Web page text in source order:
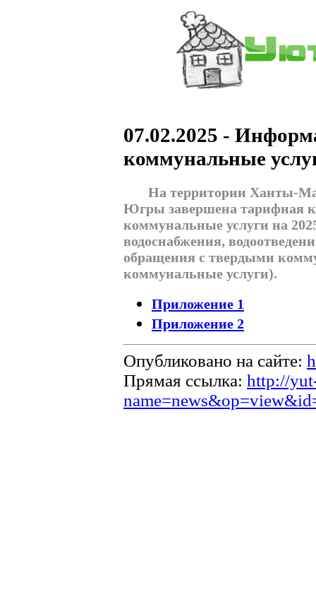
07.02.2025 -
коммунальные
На территории Ханты-
Югры завершена тарифная
коммунальные услуги на
водоснабжения,
обращения с твердыми
коммунальные услуги).
Приложение 1
Приложение 2
Опубликовано на сайте:
Прямая ссылка: http://